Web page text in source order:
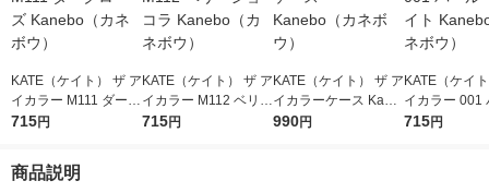
KATE（ケイト） ザ ア
イカラー M111 ダーク
ローズ Kanebo（カネ
715円
KATE（ケイト） ザ ア
イカラー M112 ベリー
ショコラ Kanebo（カ
715円
KATE（ケイト） ザ ア
イカラーケース Kane
bo（カネボウ）
990円
KATE（ケイ
イカラー 001
ル・ホワイト
715円
商品説明